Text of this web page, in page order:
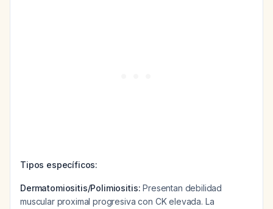
Tipos específicos:
Dermatomiositis/Polimiositis: Presentan debilidad
muscular proximal progresiva con CK elevada. La